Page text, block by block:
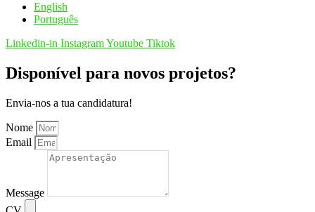
English
Português
Linkedin-in InstagramYoutube Tiktok
Disponível para novos projetos?
Envia-nos a tua candidatura!
Nome
Email
Message